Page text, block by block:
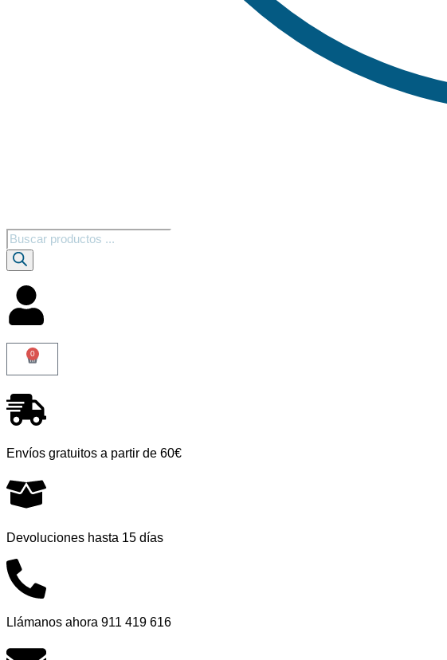
0
Envíos gratuitos a partir de 60€
Devoluciones hasta 15 días
Llámanos ahora 911 419 616